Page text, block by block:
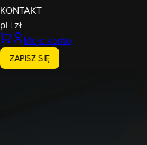
KONTAKT
pl |zł
Moje konto
ZAPISZ SIĘ